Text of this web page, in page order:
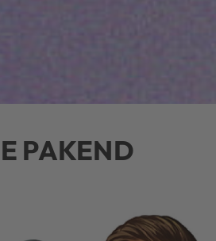
PAKEND